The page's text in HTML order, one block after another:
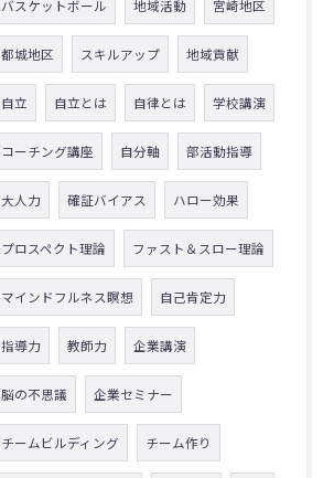
バスケットボール 地域活動 宮崎地区
都城地区 スキルアップ 地域貢献
自立 自立とは 自律とは 学校講演
コーチング講座 自分軸 部活動指導
大人力 確証バイアス ハロー効果
プロスペクト理論 ファスト＆スロー理論
マインドフルネス瞑想 自己肯定力
指導力 教師力 企業講演
脳の不思議 企業セミナー
チームビルディング チーム作り